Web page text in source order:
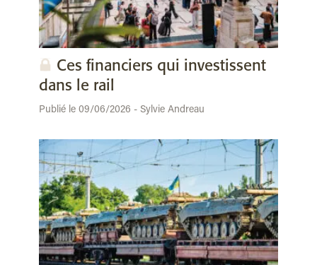
Ces financiers qui investissent
dans le rail
Publié le 09/06/2026 - Sylvie Andreau